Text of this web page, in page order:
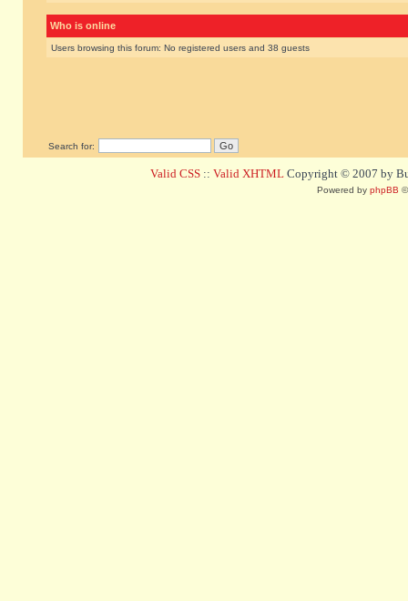
Who is online
Users browsing this forum: No registered users and 38 guests
Search for:
Valid CSS :: Valid XHTML Copyright © 2007 by
Powered by phpBB